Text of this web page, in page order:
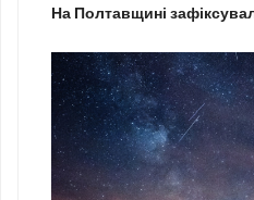
На Полтавщині